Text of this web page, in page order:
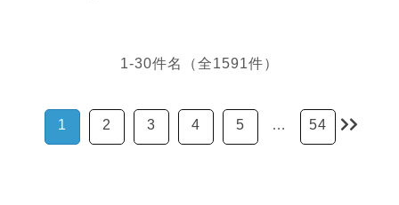
1-30件名（全1591件）
1 2 3 4 5 … 54